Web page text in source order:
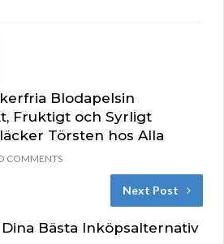
Blodapelsin
Fruktigt och Syrligt
Törsten hos Alla
COMMENTS
Next Post
Bästa Inköpsalternativ